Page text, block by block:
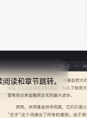
读和章节跳转。